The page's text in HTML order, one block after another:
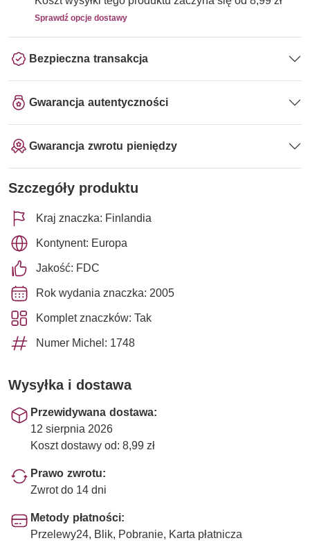
Sprawdź opcje dostawy
Bezpieczna transakcja
Gwarancja autentyczności
Gwarancja zwrotu pieniędzy
Szczegóły produktu
Kraj znaczka: Finlandia
Kontynent: Europa
Jakość: FDC
Rok wydania znaczka: 2005
Komplet znaczków: Tak
Numer Michel: 1748
Wysyłka i dostawa
Przewidywana dostawa:
12 sierpnia 2026
Koszt dostawy od: 8,99 zł
Prawo zwrotu:
Zwrot do 14 dni
Metody płatności:
Przelewy24, Blik, Pobranie, Karta płatnicza